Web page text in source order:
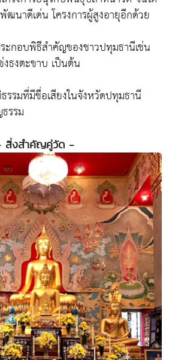
ฒนาดีเด่น โครงการผู้สูงอายุอีกด้วย
กอบพิธีสำคัญของชาวปทุมธานีเช่น
ธงตะขาบ เป็นต้น
รมที่มีชื่อเสียงในจังหวัดปทุมธานี
รรม
สิ่งสำคัญคู่วัด -